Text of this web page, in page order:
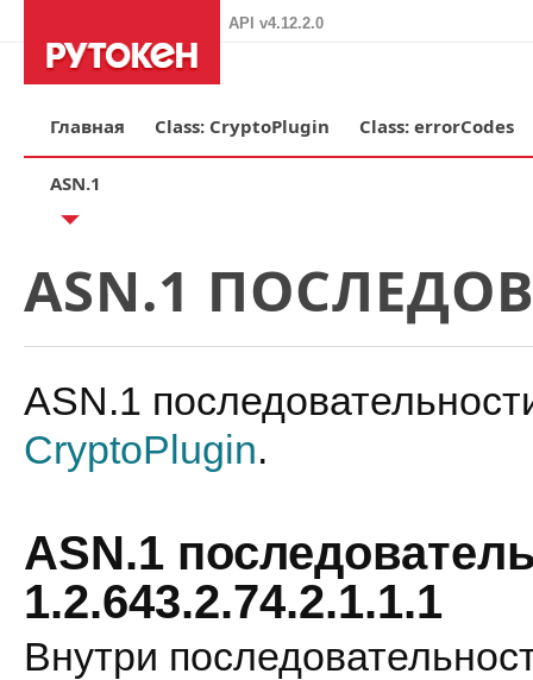
API v4.12.2.0
Главная Class: CryptoPlugin Class: errorCodes
ASN.1
ASN.1
ASN.1
CryptoPlugin.
ASN.1
1.2.643.2.74.2.1.1.1
Внутри